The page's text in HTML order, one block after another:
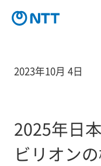
2023年10月 4日
2025年日
ビリオン